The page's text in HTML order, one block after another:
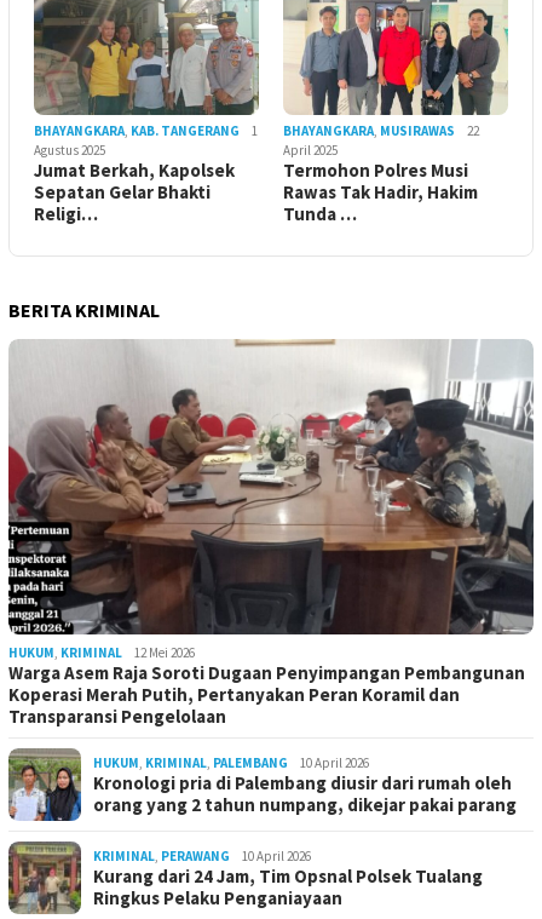
BHAYANGKARA, KAB. TANGERANG
1
Agustus 2025
Jumat Berkah, Kapolsek
Sepatan Gelar Bhakti
Religi…
BHAYANGKARA, MUSIRAWAS
22
April 2025
Termohon Polres Musi
Rawas Tak Hadir, Hakim
Tunda …
BERITA KRIMINAL
HUKUM, KRIMINAL 12 Mei 2026
Warga Asem Raja Soroti Dugaan Penyimpangan Pembangunan
Koperasi Merah Putih, Pertanyakan Peran Koramil dan
Transparansi Pengelolaan
HUKUM, KRIMINAL, PALEMBANG 10 April 2026
Kronologi pria di Palembang diusir dari rumah oleh
orang yang 2 tahun numpang, dikejar pakai parang
KRIMINAL, PERAWANG 10 April 2026
Kurang dari 24 Jam, Tim Opsnal Polsek Tualang
Ringkus Pelaku Penganiayaan